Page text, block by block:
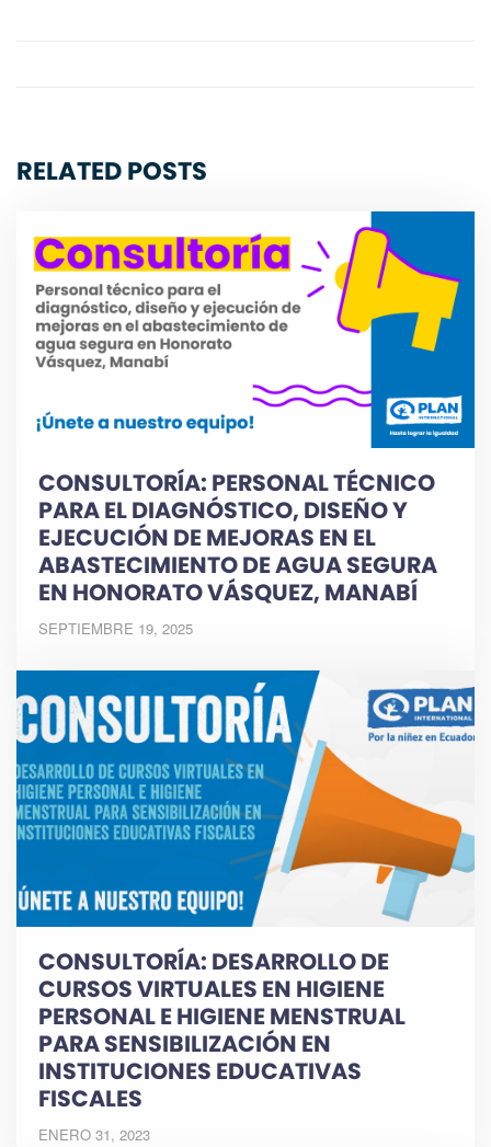
RELATED POSTS
CONSULTORÍA: PERSONAL TÉCNICO
PARA EL DIAGNÓSTICO, DISEÑO Y
EJECUCIÓN DE MEJORAS EN EL
ABASTECIMIENTO DE AGUA SEGURA
EN HONORATO VÁSQUEZ, MANABÍ
SEPTIEMBRE 19, 2025
CONSULTORÍA: DESARROLLO DE
CURSOS VIRTUALES EN HIGIENE
PERSONAL E HIGIENE MENSTRUAL
PARA SENSIBILIZACIÓN EN
INSTITUCIONES EDUCATIVAS
FISCALES
ENERO 31, 2023